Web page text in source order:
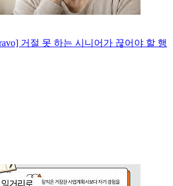
거절 못 하는 시니어가 끊어야 할 행